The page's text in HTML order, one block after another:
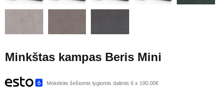
Minkštas kampas Beris Mini
Mokėkite šešiomis lygiomis dalimis 6 x 190.00€